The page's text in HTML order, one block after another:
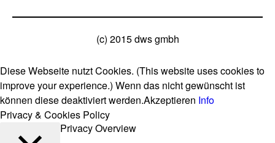
(c) 2015 dws gmbh
Diese Webseite nutzt Cookies. (This website uses cookies to
improve your experience.) Wenn das nicht gewünscht ist
können diese deaktiviert werden.Akzeptieren Info
Privacy & Cookies Policy
Privacy Overview